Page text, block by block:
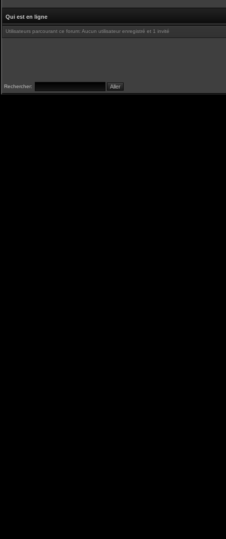
Qui est en ligne
Utilisateurs parcourant ce forum: Aucun utilisateur enregistré et 1 invité
Rechercher: